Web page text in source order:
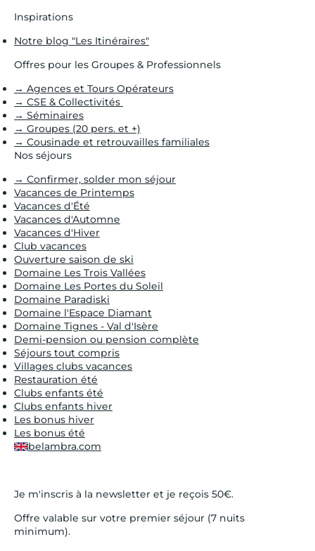
Inspirations
Notre blog "Les Itinéraires"
Offres pour les Groupes & Professionnels
→ Agences et Tours Opérateurs
→ CSE & Collectivités
→ Séminaires
→ Groupes (20 pers. et +)
→ Cousinade et retrouvailles familiales
Nos séjours
→ Confirmer, solder mon séjour
Vacances de Printemps
Vacances d'Été
Vacances d'Automne
Vacances d'Hiver
Club vacances
Ouverture saison de ski
Domaine Les Trois Vallées
Domaine Les Portes du Soleil
Domaine Paradiski
Domaine l'Espace Diamant
Domaine Tignes - Val d'Isère
Demi-pension ou pension complète
Séjours tout compris
Villages clubs vacances
Restauration été
Clubs enfants été
Clubs enfants hiver
Les bonus hiver
Les bonus été
belambra.com
Je m'inscris à la newsletter et je reçois 50€.
Offre valable sur votre premier séjour (7 nuits
minimum).